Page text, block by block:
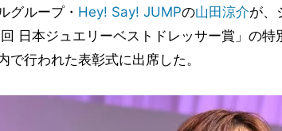
グループ・ Hey! Say! JUMPの山田涼介が、
回 日本ジュエリーベストドレッサー賞」の
で行われた表彰式に出席した。